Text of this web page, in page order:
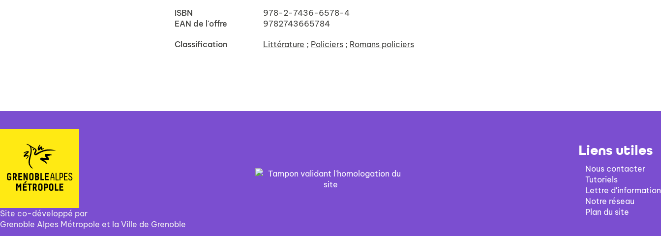
ISBN
978-2-7436-6578-4
EAN de l'offre
9782743665784
Classification Littérature ; Policiers ; Romans policiers
Site co-développé par
Grenoble Alpes Métropole et la Ville de Grenoble
Liens utiles
Nous contacter
Tutoriels
Lettre d'information
Notre réseau
Plan du site